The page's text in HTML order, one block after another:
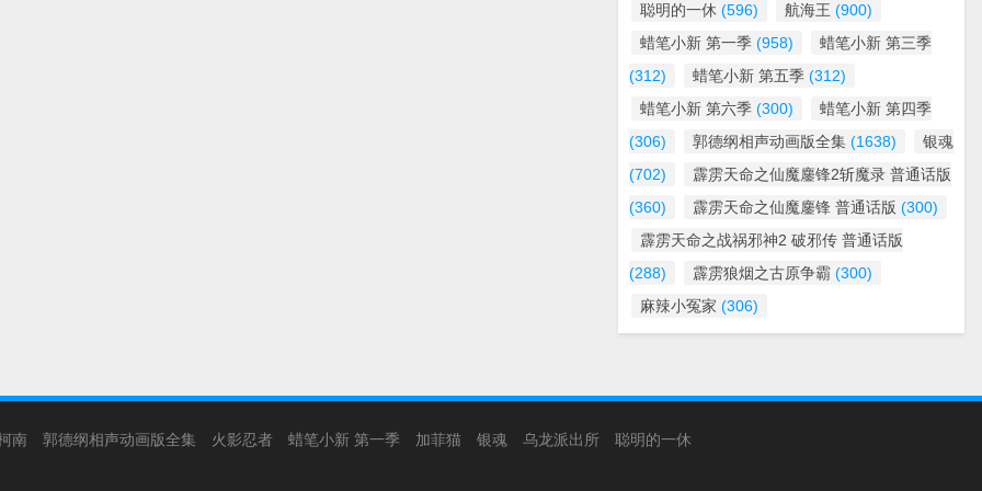
聪明的一休 (596) 航海王 (900)
蜡笔小新 第一季 (958)
蜡笔小新 第三季
(312)
蜡笔小新 第五季 (312)
蜡笔小新 第六季 (300)
蜡笔小新 第四季
(306)
郭德纲相声动画版全集 (1638)
银魂
(702)
霹雳天命之仙魔鏖锋2斩魔录 普通话版
(360)
霹雳天命之仙魔鏖锋 普通话版 (300)
霹雳天命之战祸邪神2 破邪传 普通话版
(288)
霹雳狼烟之古原争霸 (300)
麻辣小冤家 (306)
南 郭德纲相声动画版全集 火影忍者 蜡笔小新 第一季 加菲猫 银魂 乌龙派出所 聪明的一休